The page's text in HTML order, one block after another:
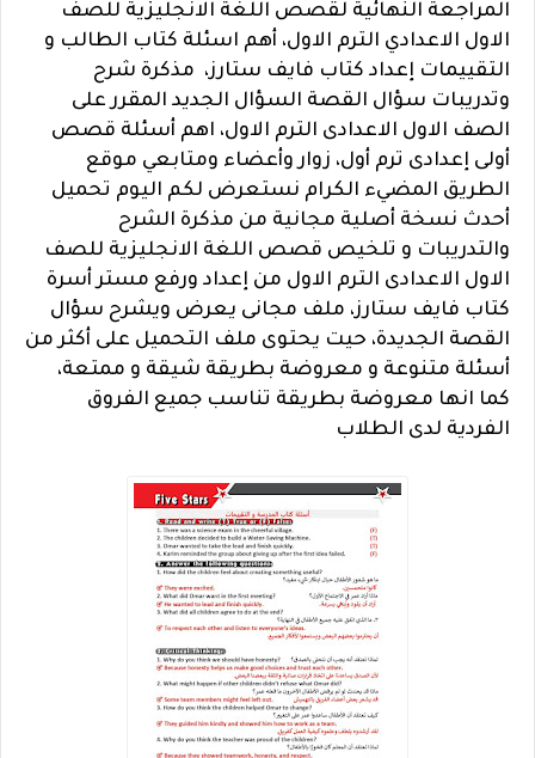
المراجعة النهائية لقصص اللغة الانجليزية للصف
الاول الاعدادي الترم الاول، أهم اسئلة كتاب الطالب و
التقييمات إعداد كتاب فايف ستارز، مذكرة شرح
وتدريبات سؤال القصة السؤال الجديد المقرر على
الصف الاول الاعدادى الترم الاول، اهم أسئلة قصص
أولى إعدادى ترم أول، زوار وأعضاء ومتابعي موقع
الطريق المضيء الكرام نستعرض لكم اليوم تحميل
أحدث نسخة أصلية مجانية من مذكرة الشرح
والتدريبات و تلخيص قصص اللغة الانجليزية للصف
الاول الاعدادى الترم الاول من إعداد ورفع مستر أسرة
كتاب فايف ستارز، ملف مجانى يعرض ويشرح سؤال
القصة الجديدة، حيت يحتوى ملف التحميل على أكثر من
أسئلة متنوعة و معروضة بطريقة شيقة و ممتعة،
كما انها معروضة بطريقة تناسب جميع الفروق
الفردية لدى الطلاب